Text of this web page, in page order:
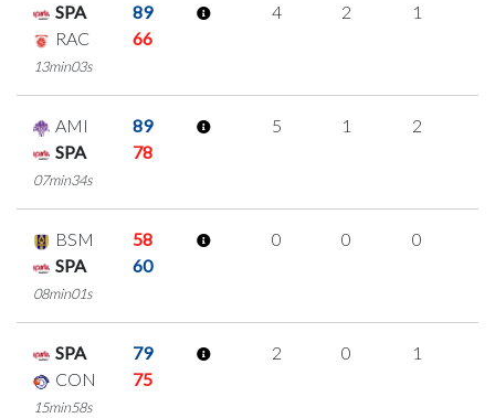
SPA
89
RAC
66
13min03s
4 2 1
AMI
89
SPA
78
07min34s
5 1 2
BSM
58
SPA
60
08min01s
0 0 0
SPA
79
CON
75
15min58s
2 0 1